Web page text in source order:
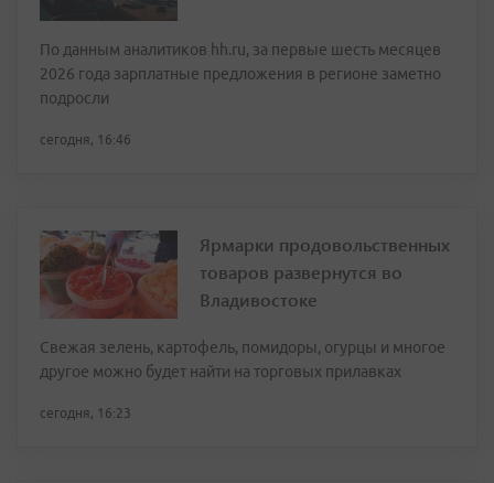
По данным аналитиков hh.ru, за первые шесть месяцев
2026 года зарплатные предложения в регионе заметно
подросли
сегодня, 16:46
Ярмарки продовольственных
товаров развернутся во
Владивостоке
Свежая зелень, картофель, помидоры, огурцы и многое
другое можно будет найти на торговых прилавках
сегодня, 16:23